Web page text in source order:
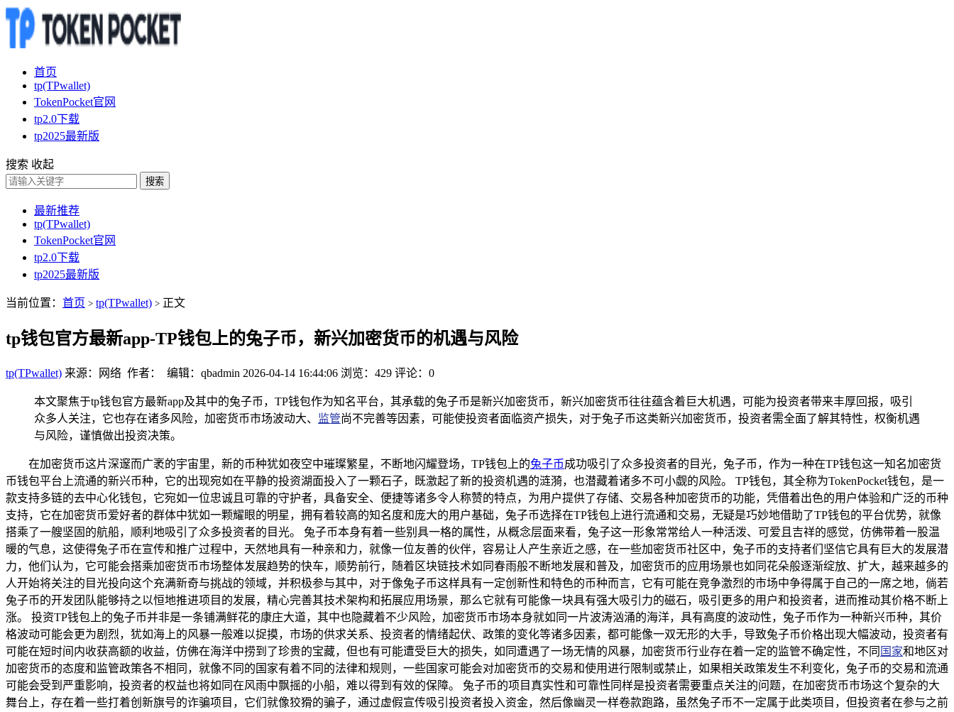
首页
tp(TPwallet)
TokenPocket官网
tp2.0下载
tp2025最新版
搜索 收起
搜索
最新推荐
tp(TPwallet)
TokenPocket官网
tp2.0下载
tp2025最新版
当前位置： 首页 > tp(TPwallet) > 正文
tp钱包官方最新app-TP钱包上的兔子币，新兴加密货币的机遇与风险
tp(TPwallet) 来源：网络 作者： 编辑：qbadmin 2026-04-14 16:44:06 浏览：429 评论：0
本文聚焦于tp钱包官方最新app及其中的兔子币，TP钱包作为知名平台，其承载的兔子币是新兴加密货币，新兴加密货币往往蕴含着巨大机遇，可能为投资者带来丰厚回报，吸引
众多人关注，它也存在诸多风险，加密货币市场波动大、
监管尚不完善等因素，可能使投资者面临资产损失，对于兔子币这类新兴加密货币，投资者需全面了解其特性，权衡机遇
与风险，谨慎做出投资决策。
在加密货币这片深邃而广袤的宇宙里，新的币种犹如夜空中璀璨繁星，不断地闪耀登场，TP钱包上的兔子币成功吸引了众多投资者的目光，兔子币，作为一种在TP钱包这一知名加密货
币钱包平台上流通的新兴币种，它的出现宛如在平静的投资湖面投入了一颗石子，既激起了新的投资机遇的涟漪，也潜藏着诸多不可小觑的风险。 TP钱包，其全称为TokenPocket钱包，是一
款支持多链的去中心化钱包，它宛如一位忠诚且可靠的守护者，具备安全、便捷等诸多令人称赞的特点，为用户提供了存储、交易各种加密货币的功能，凭借着出色的用户体验和广泛的币种
支持，它在加密货币爱好者的群体中犹如一颗耀眼的明星，拥有着较高的知名度和庞大的用户基础，兔子币选择在TP钱包上进行流通和交易，无疑是巧妙地借助了TP钱包的平台优势，就像
搭乘了一艘坚固的航船，顺利地吸引了众多投资者的目光。 兔子币本身有着一些别具一格的属性，从概念层面来看，兔子这一形象常常给人一种活泼、可爱且吉祥的感觉，仿佛带着一股温
暖的气息，这使得兔子币在宣传和推广过程中，天然地具有一种亲和力，就像一位友善的伙伴，容易让人产生亲近之感，在一些加密货币社区中，兔子币的支持者们坚信它具有巨大的发展潜
力，他们认为，它可能会搭乘加密货币市场整体发展趋势的快车，顺势前行，随着区块链技术如同春雨般不断地发展和普及，加密货币的应用场景也如同花朵般逐渐绽放、扩大，越来越多的
人开始将关注的目光投向这个充满新奇与挑战的领域，并积极参与其中，对于像兔子币这样具有一定创新性和特色的币种而言，它有可能在竞争激烈的市场中争得属于自己的一席之地，倘若
兔子币的开发团队能够持之以恒地推进项目的发展，精心完善其技术架构和拓展应用场景，那么它就有可能像一块具有强大吸引力的磁石，吸引更多的用户和投资者，进而推动其价格不断上
涨。 投资TP钱包上的兔子币并非是一条铺满鲜花的康庄大道，其中也隐藏着不少风险，加密货币市场本身就如同一片波涛汹涌的海洋，具有高度的波动性，兔子币作为一种新兴币种，其价
格波动可能会更为剧烈，犹如海上的风暴一般难以捉摸，市场的供求关系、投资者的情绪起伏、政策的变化等诸多因素，都可能像一双无形的大手，导致兔子币价格出现大幅波动，投资者有
可能在短时间内收获高额的收益，仿佛在海洋中捞到了珍贵的宝藏，但也有可能遭受巨大的损失，如同遭遇了一场无情的风暴，加密货币行业存在着一定的监管不确定性，不同 国家和地区对
加密货币的态度和监管政策各不相同，就像不同的国家有着不同的法律和规则，一些国家可能会对加密货币的交易和使用进行限制或禁止，如果相关政策发生不利变化，兔子币的交易和流通
可能会受到严重影响，投资者的权益也将如同在风雨中飘摇的小船，难以得到有效的保障。 兔子币的项目真实性和可靠性同样是投资者需要重点关注的问题，在加密货币市场这个复杂的大
舞台上，存在着一些打着创新旗号的诈骗项目，它们就像狡猾的骗子，通过虚假宣传吸引投资者投入资金，然后像幽灵一样卷款跑路，虽然兔子币不一定属于此类项目，但投资者在参与之前